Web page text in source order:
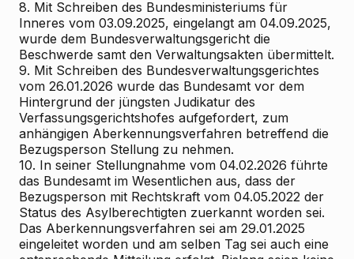
8. Mit Schreiben des Bundesministeriums für
Inneres vom 03.09.2025, eingelangt am 04.09.2025,
wurde dem Bundesverwaltungsgericht die
Beschwerde samt den Verwaltungsakten übermittelt.
9. Mit Schreiben des Bundesverwaltungsgerichtes
vom 26.01.2026 wurde das Bundesamt vor dem
Hintergrund der jüngsten Judikatur des
Verfassungsgerichtshofes aufgefordert, zum
anhängigen Aberkennungsverfahren betreffend die
Bezugsperson Stellung zu nehmen.
10. In seiner Stellungnahme vom 04.02.2026 führte
das Bundesamt im Wesentlichen aus, dass der
Bezugsperson mit Rechtskraft vom 04.05.2022 der
Status des Asylberechtigten zuerkannt worden sei.
Das Aberkennungsverfahren sei am 29.01.2025
eingeleitet worden und am selben Tag sei auch eine